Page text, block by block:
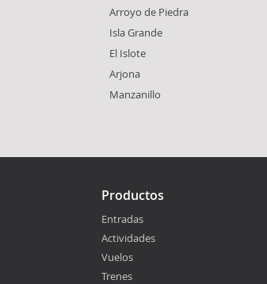
Arroyo de Piedra
Isla Grande
El Islote
Arjona
Manzanillo
Productos
Entradas
Actividades
Vuelos
Trenes